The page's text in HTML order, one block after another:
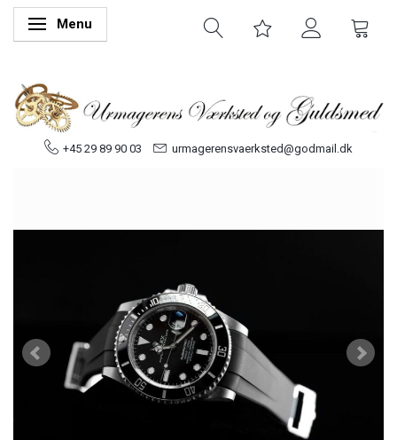
Skifte navigation
Menu
+45 29 89 90 03 urmagerensvaerksted@godmail.dk